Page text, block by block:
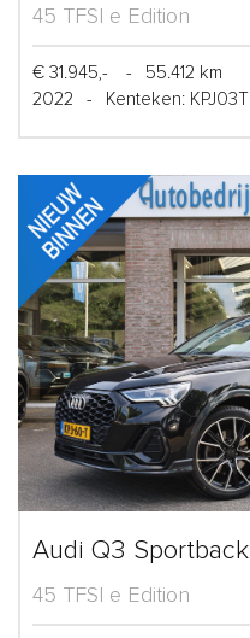
45 TFSI e Edition
€ 31.945,- -
55.412 km
2022
- Kenteken: KPJ03T
Audi Q3 Sportback
45 TFSI e Edition